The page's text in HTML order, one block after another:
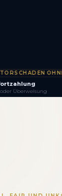
·OHNE TÜV
Überweisung